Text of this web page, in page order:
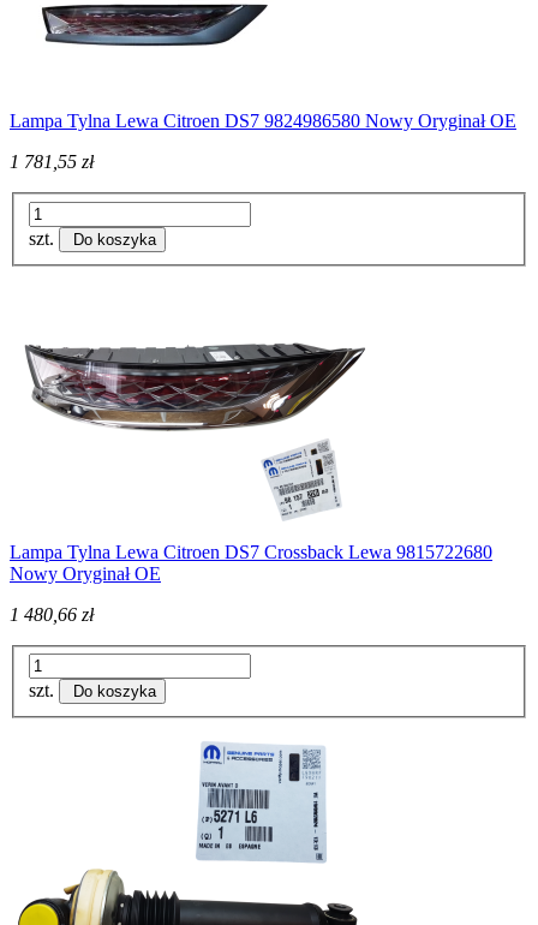
Lampa Tylna Lewa Citroen DS7 9824986580 Nowy Oryginał OE
1 781,55 zł
szt. Do koszyka
Lampa Tylna Lewa Citroen DS7 Crossback Lewa 9815722680
Nowy Oryginał OE
1 480,66 zł
szt. Do koszyka